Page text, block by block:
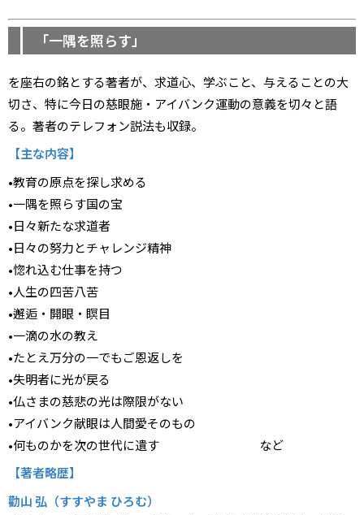
「一隅を照らす」
を座右の銘とする著者が、求道心、学ぶこと、与えることの大
切さ、特に今日の慈眼施・アイバンク運動の意義を切々と語
る。著者のテレフォン説法も収録。
【主な内容】
•教育の原点を探し求める
•一隅を照らす国の宝
•日々新たな求道者
•日々の努力とチャレンジ精神
•惚れ込む仕事を持つ
•人生の四苦八苦
•邂逅・開眼・瞑目
•一滴の水の教え
•たとえ万分の一でもご恩返しを
•失明者に光が戻る
•仏さまの慈悲の光は際限がない
•アイバンク献眼は人間愛そのもの
•何ものかを次の世代に遺す など
【著者略歴】
勸山 弘（すすやま ひろむ）